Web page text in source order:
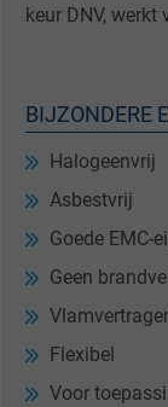
keur DNV,
BIJZONDERE
Halogeenvrij
Asbestvrij
Goede EMC-
Geen
Flexibel
Voor